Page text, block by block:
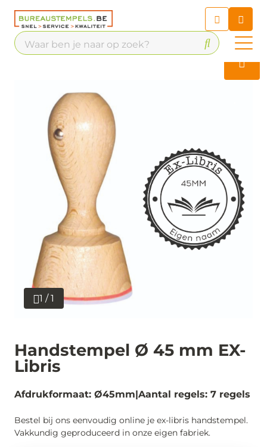
Chat 24/7 met onze chatbot
voor hulp
Contact
1 / 1
Handstempel Ø 45 mm EX-
Libris
Afdrukformaat: Ø45mm Aantal regels: 7 regels
Bestel bij ons eenvoudig online je ex-libris handstempel.
Vakkundig geproduceerd in onze eigen fabriek.